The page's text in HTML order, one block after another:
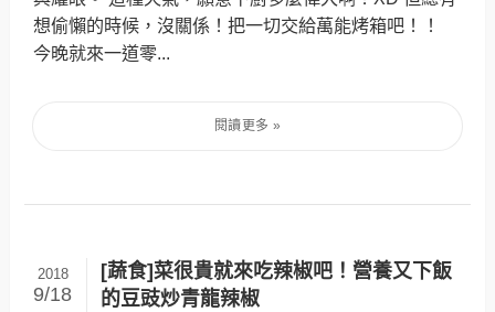
想偷懶的時候，沒關係！把一切交給萬能烤箱吧！！
今晚就來一道零...
[蔬食]菜很貴就來吃辣椒吧！營養又下飯
的豆豉炒青龍辣椒
2018
9/18